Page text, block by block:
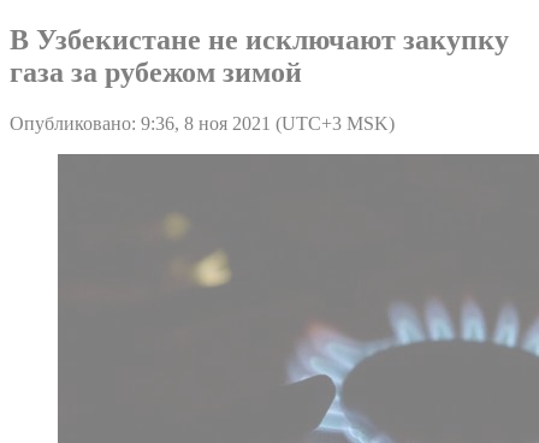
В Узбекистане не исключают закупку
газа за рубежом зимой
Опубликовано: 9:36, 8 ноя 2021 (UTC+3 MSK)